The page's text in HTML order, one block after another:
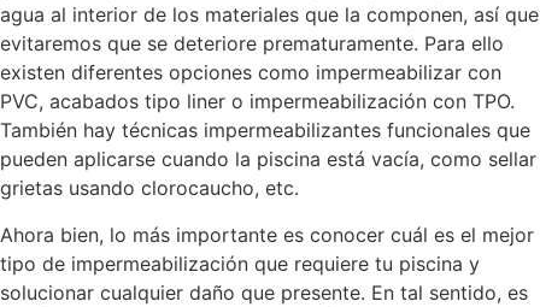
agua al interior de los materiales que la componen, así que
evitaremos que se deteriore prematuramente. Para ello
existen diferentes opciones como impermeabilizar con
PVC, acabados tipo liner o impermeabilización con TPO.
También hay técnicas impermeabilizantes funcionales que
pueden aplicarse cuando la piscina está vacía, como sellar
grietas usando clorocaucho, etc.
Ahora bien, lo más importante es conocer cuál es el mejor
tipo de impermeabilización que requiere tu piscina y
solucionar cualquier daño que presente. En tal sentido, es